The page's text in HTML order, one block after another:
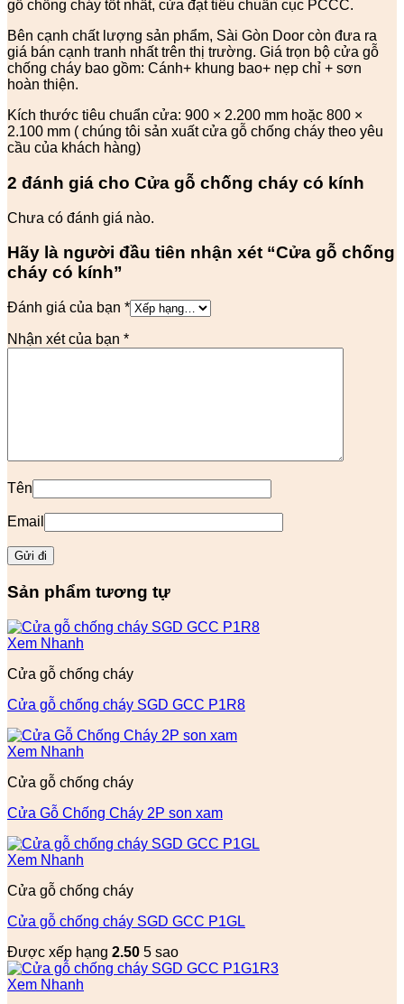
gỗ chống cháy tốt nhất, cửa đạt tiêu chuẩn cục PCCC.
Bên cạnh chất lượng sản phẩm, Sài Gòn Door còn đưa ra
giá bán cạnh tranh nhất trên thị trường. Giá trọn bộ cửa gỗ
chống cháy bao gồm: Cánh+ khung bao+ nẹp chỉ + sơn
hoàn thiện.
Kích thước tiêu chuẩn cửa: 900 × 2.200 mm hoặc 800 ×
2.100 mm ( chúng tôi sản xuất cửa gỗ chống cháy theo yêu
cầu của khách hàng)
2 đánh giá cho Cửa gỗ chống cháy có kính
Chưa có đánh giá nào.
Hãy là người đầu tiên nhận xét “Cửa gỗ chống
cháy có kính”
Đánh giá của bạn *
Nhận xét của bạn *
Tên
Email
Sản phẩm tương tự
Xem Nhanh
Cửa gỗ chống cháy
Cửa gỗ chống cháy SGD GCC P1R8
Xem Nhanh
Cửa gỗ chống cháy
Cửa Gỗ Chống Cháy 2P son xam
Xem Nhanh
Cửa gỗ chống cháy
Cửa gỗ chống cháy SGD GCC P1GL
Được xếp hạng 2.50 5 sao
Xem Nhanh